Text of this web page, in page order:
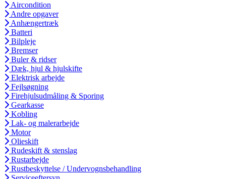
Aircondition
Andre opgaver
Anhængertræk
Batteri
Bilpleje
Bremser
Buler & ridser
Dæk, hjul & hjulskifte
Elektrisk arbejde
Fejlsøgning
Firehjulsudmåling & Sporing
Gearkasse
Kobling
Lak- og malerarbejde
Motor
Olieskift
Rudeskift & stenslag
Rustarbejde
Rustbeskyttelse / Undervognsbehandling